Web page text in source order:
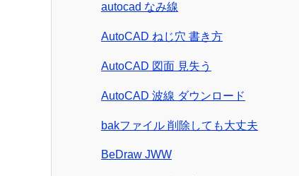
autocad なみ線
AutoCAD ねじ穴 書き方
AutoCAD 図面 見失う
AutoCAD 波線 ダウンロード
bakファイル 削除しても大丈夫
BeDraw JWW